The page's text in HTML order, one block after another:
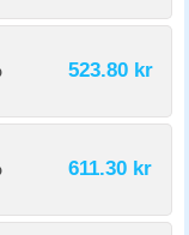
523.80 kr
611.30 kr